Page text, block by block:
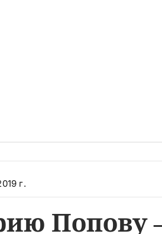
г.
Попову